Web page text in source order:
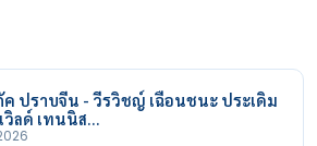
ปราบจีน - วีรวิชญ์ เฉือนชนะ ประเดิม
ลด์ เทนนิส…